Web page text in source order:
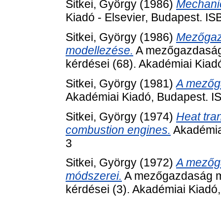
Sitkei, György (1986)
Kiadó - Elsevier, Budapest.
Sitkei, György (1986)
modellezése. A
kérdései (68). Akadémiai
Sitkei, György (1981)A
Akadémiai Kiadó, Budapest.
Sitkei, György (1974) Heat
combustion engines.
3
Sitkei, György (1972)A
módszerei. A mezőgazdaság
kérdései (3). Akadémiai